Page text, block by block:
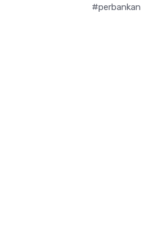
#perbankan